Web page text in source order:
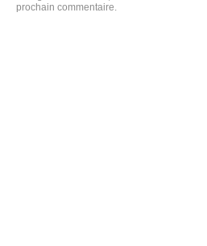
prochain commentaire.